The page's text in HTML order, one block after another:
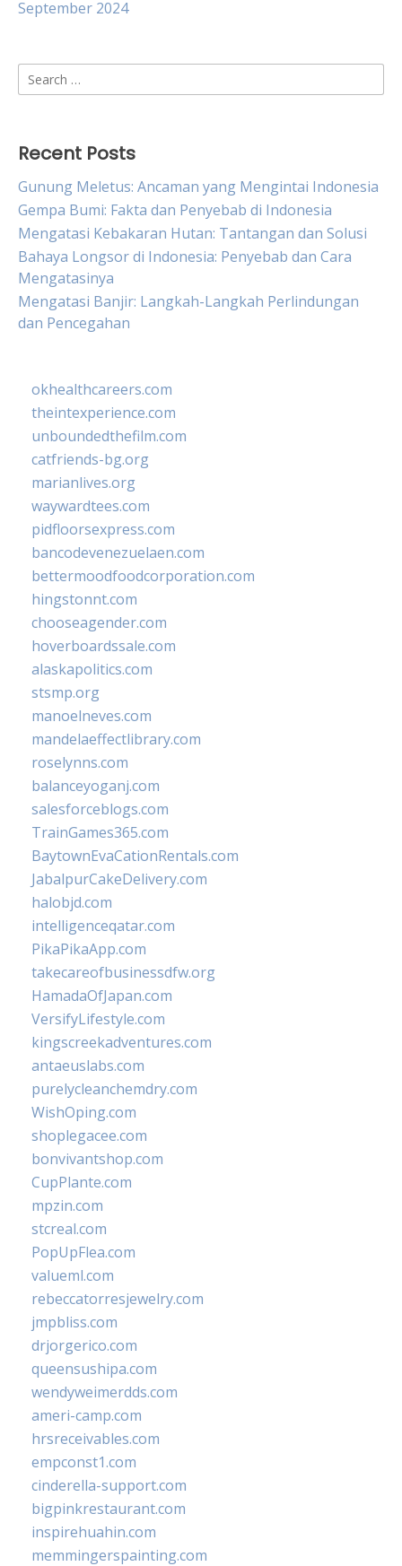
September 2024
Search
for:
Recent Posts
Gunung Meletus: Ancaman yang Mengintai Indonesia
Gempa Bumi: Fakta dan Penyebab di Indonesia
Mengatasi Kebakaran Hutan: Tantangan dan Solusi
Bahaya Longsor di Indonesia: Penyebab dan Cara
Mengatasinya
Mengatasi Banjir: Langkah-Langkah Perlindungan
dan Pencegahan
okhealthcareers.com
theintexperience.com
unboundedthefilm.com
catfriends-bg.org
marianlives.org
waywardtees.com
pidfloorsexpress.com
bancodevenezuelaen.com
bettermoodfoodcorporation.com
hingstonnt.com
chooseagender.com
hoverboardssale.com
alaskapolitics.com
stsmp.org
manoelneves.com
mandelaeffectlibrary.com
roselynns.com
balanceyoganj.com
salesforceblogs.com
TrainGames365.com
BaytownEvaCationRentals.com
JabalpurCakeDelivery.com
halobjd.com
intelligenceqatar.com
PikaPikaApp.com
takecareofbusinessdfw.org
HamadaOfJapan.com
VersifyLifestyle.com
kingscreekadventures.com
antaeuslabs.com
purelycleanchemdry.com
WishOping.com
shoplegacee.com
bonvivantshop.com
CupPlante.com
mpzin.com
stcreal.com
PopUpFlea.com
valueml.com
rebeccatorresjewelry.com
jmpbliss.com
drjorgerico.com
queensushipa.com
wendyweimerdds.com
ameri-camp.com
hrsreceivables.com
empconst1.com
cinderella-support.com
bigpinkrestaurant.com
inspirehuahin.com
memmingerspainting.com